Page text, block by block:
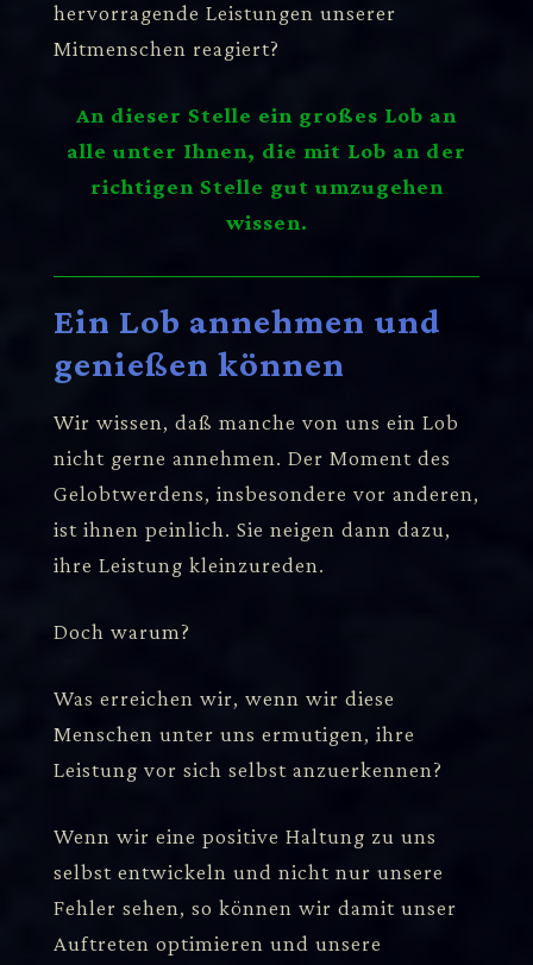
hervorragende Leistungen unserer
Mitmenschen reagiert?
An dieser Stelle ein großes Lob an
alle unter Ihnen, die mit Lob an der
richtigen Stelle gut umzugehen
wissen.
Ein Lob annehmen und
genießen können
Wir wissen, daß manche von uns ein Lob
nicht gerne annehmen. Der Moment des
Gelobtwerdens, insbesondere vor anderen,
ist ihnen peinlich. Sie neigen dann dazu,
ihre Leistung kleinzureden.
Doch warum?
Was erreichen wir, wenn wir diese
Menschen unter uns ermutigen, ihre
Leistung vor sich selbst anzuerkennen?
Wenn wir eine positive Haltung zu uns
selbst entwickeln und nicht nur unsere
Fehler sehen, so können wir damit unser
Auftreten optimieren und unsere